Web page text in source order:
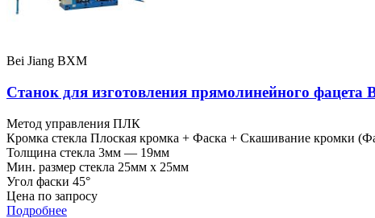
Bei Jiang BXM
Станок для изготовления прямолинейного фацета
Метод управления ПЛК
Кромка стекла Плоская кромка + Фаска + Скашивание кромки
Толщина стекла 3мм — 19мм
Мин. размер стекла 25мм x 25мм
Угол фаски 45°
Цена по запросу
Подробнее